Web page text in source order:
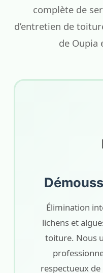
complète de
d’entretien de
de Oupia
Élimination
lichens et
toiture. Nous
respectueux